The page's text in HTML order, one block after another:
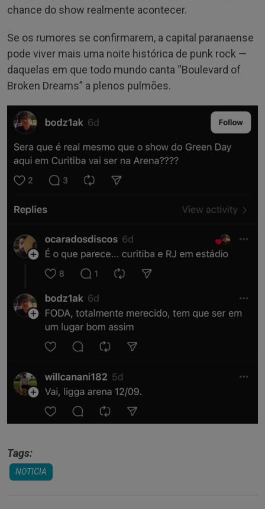
chance do show realmente acontecer.
Se os rumores se confirmarem, a capital paranaense
pode viver mais uma noite histórica de punk rock —
daquelas em que todo mundo canta “Boulevard of
Broken Dreams” a plenos pulmões.
Tags:
NOTICIA